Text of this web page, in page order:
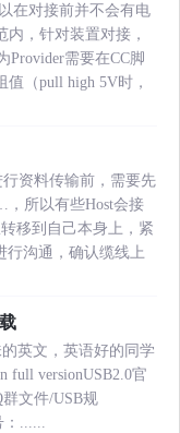
在对接前并不会有电
内，针对装置对接，
Provider需要在CC脚
（pull high 5V时，
资料传输前，需要先
，所以有些Host会接
移到自己本身上，紧
行沟通，确认缆线上
英文，英语好的同学
full versionUSB2.0官
文件/USB规
：......